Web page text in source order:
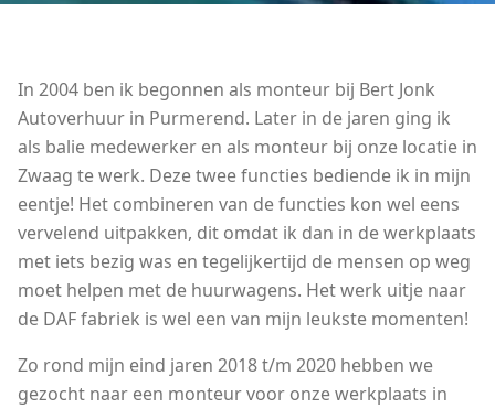
In 2004 ben ik begonnen als monteur bij Bert Jonk
Autoverhuur in Purmerend. Later in de jaren ging ik
als balie medewerker en als monteur bij onze locatie in
Zwaag te werk. Deze twee functies bediende ik in mijn
eentje! Het combineren van de functies kon wel eens
vervelend uitpakken, dit omdat ik dan in de werkplaats
met iets bezig was en tegelijkertijd de mensen op weg
moet helpen met de huurwagens. Het werk uitje naar
de DAF fabriek is wel een van mijn leukste momenten!
Zo rond mijn eind jaren 2018 t/m 2020 hebben we
gezocht naar een monteur voor onze werkplaats in